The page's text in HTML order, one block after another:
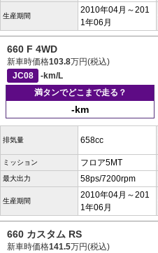
生産期間
2010年04月～201
1年06月
660 F 4WD
新車時価格103.8万円(税込)
JC08
-km/L
満タンでどこまで走る？
-km
排気量 658cc
ミッション フロア5MT
最大出力 58ps/7200rpm
生産期間
2010年04月～201
1年06月
660 カスタム RS
新車時価格141.5万円(税込)